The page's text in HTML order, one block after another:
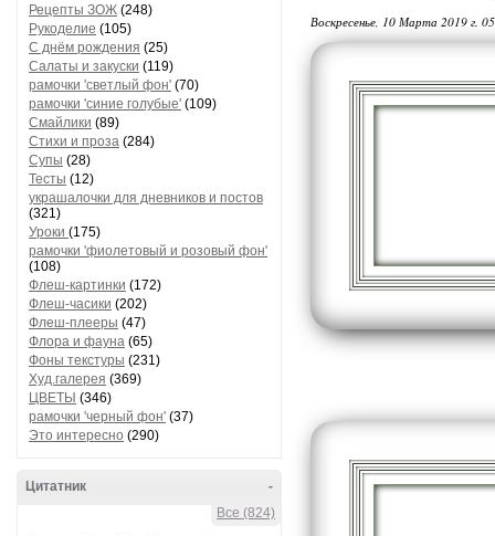
Рецепты ЗОЖ (248)
Рукоделие (105)
С днём рождения (25)
Салаты и закуски (119)
рамочки 'светлый фон' (70)
рамочки 'синие голубые' (109)
Смайлики (89)
Стихи и проза (284)
Супы (28)
Тесты (12)
украшалочки для дневников и постов
(321)
Уроки (175)
рамочки 'фиолетовый и розовый фон'
(108)
Флеш-картинки (172)
Флеш-часики (202)
Флеш-плееры (47)
Флора и фауна (65)
Фоны текстуры (231)
Худ.галерея (369)
ЦВЕТЫ (346)
рамочки 'черный фон' (37)
Это интересно (290)
-
Цитатник
Все (824)
Воскресенье, 10 Марта 2019 г.